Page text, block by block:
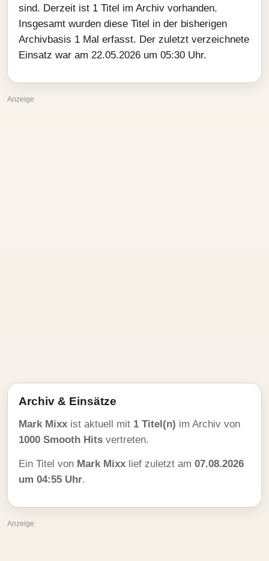
sind. Derzeit ist 1 Titel im Archiv vorhanden.
Insgesamt wurden diese Titel in der bisherigen
Archivbasis 1 Mal erfasst. Der zuletzt verzeichnete
Einsatz war am 22.05.2026 um 05:30 Uhr.
Anzeige
Archiv & Einsätze
Mark Mixx ist aktuell mit 1 Titel(n) im Archiv von
1000 Smooth Hits vertreten.
Ein Titel von Mark Mixx lief zuletzt am 07.08.2026
um 04:55 Uhr.
Anzeige